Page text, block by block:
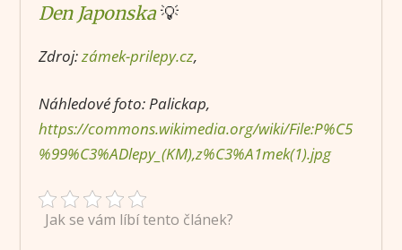
Den Japonska💡
Zdroj:zámek-prilepy.cz,
Náhledové foto: Palickap,
https://commons.wikimedia.org/wiki/File:P%C5
%99%C3%ADlepy_(KM),z%C3%A1mek(1).jpg
Jak se vám líbí tento článek?